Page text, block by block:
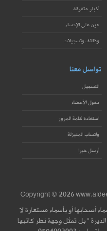
أخبار متفرقة
عين على الإحساء
وظائف وتسجيلات
تواصل معنا
التسجيل
دخول الأعضاء
استعادة كلمة المرور
واتساب المنيزلة
أرسل خبرا
Copyright © 2026
أصحابها أو بأسماء مستعارة لا
" بل تمثل وجهة نظر كاتبها